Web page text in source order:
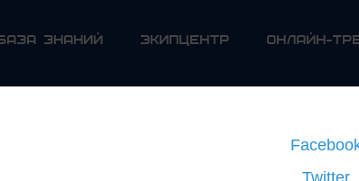
ЗНАНИЙ ЭКИПЦЕНТР ОНЛАЙН-
Twitter